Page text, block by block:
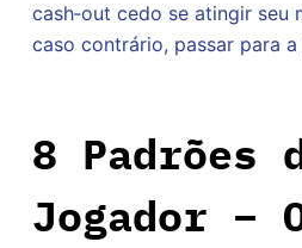
cash‑out cedo se atingir seu
caso contrário, passar para
8 Padrões
Jogador –